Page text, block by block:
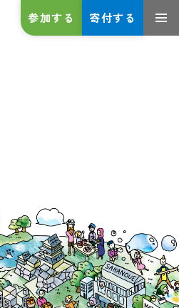
参加する 寄付する